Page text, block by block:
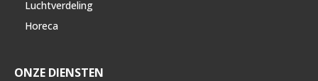
Luchtverdeling
Horeca
ONZE DIENSTEN